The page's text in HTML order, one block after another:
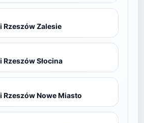
Zalesie
Słocina
Nowe Miasto